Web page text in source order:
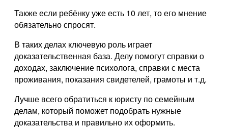
Также если ребёнку уже есть 10 лет, то его мнение
обязательно спросят.
В таких делах ключевую роль играет
доказательственная база. Делу помогут справки о
доходах, заключение психолога, справки с места
проживания, показания свидетелей, грамоты и т.д.
Лучше всего обратиться к юристу по семейным
делам, который поможет подобрать нужные
доказательства и правильно их оформить.